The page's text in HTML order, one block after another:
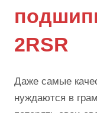
2RSR
Даже самые
нуждаются в